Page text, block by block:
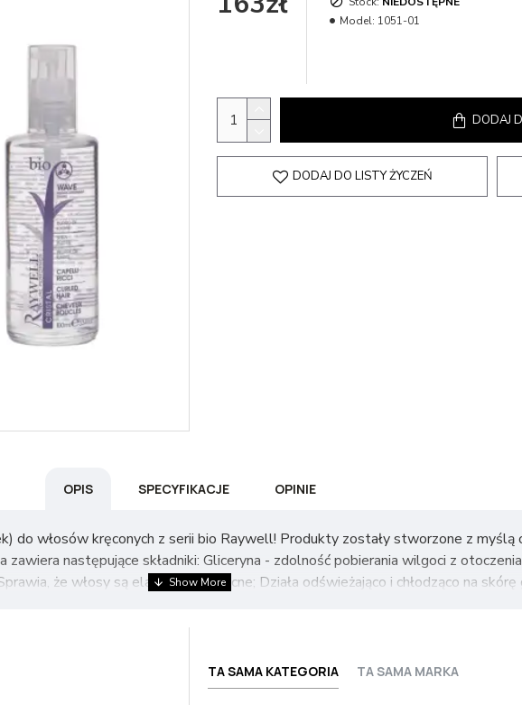
Model: 1051-01
DODAJ
DODAJ DO LISTY ŻYCZEŃ
OPIS SPECYFIKACJE OPINIE
włosów kręconych z serii bio Raywell! Produkty zostały stworzone z myślą
następujące składniki: Gliceryna - zdolność pobierania wilgoci z
że włosy są elastyczne i mocne; Działa odświeżająco i chłodząco na skórę
i triterpeny, które zwiększają syntezę kolagenu; Kwasy tłuszczowe
TA SAMA KATEGORIA TA SAMA MARKA